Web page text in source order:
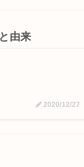
由来
2020/12/27